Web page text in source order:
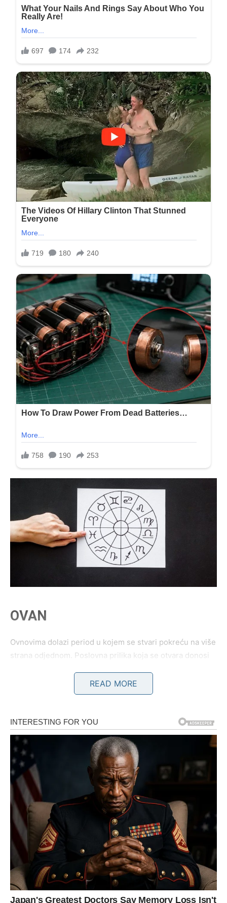
OVAN
Ovnovima dolazi period u kojem se stvari pokreću na više
strana odjednom. Poslovna prilika koja se otvara donosi
koja unosi novu energiju u vaš život. Pred vama su dani
puni uzbuđenja.
BIK
Bikovi ulaze u fazu stabilnosti i rasta. Novac dolazi kroz
pametne odluke i prilike koje ste strpljivo čekali.
Istovremeno, ljubavni život dobija potpuno novu
dimenziju. Neko vam pokazuje iskrenost i pažnju kakvu
dugo niste osjetili.
BLIZANCI
READ MORE